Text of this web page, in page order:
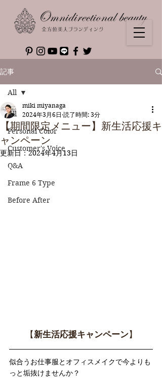
記事
All
Personal Color
Customer's Voice
Q&A
Frame 6 Type
Before After
All
【期間限定メニュー】新生活応援キ
ャンペーン
miki miyanaga
2024年3月6日 読了時間: 3分
更新日：2024年4月13日
【新生活応援キャンペーン】
似合うお仕事服とオフィスメイクで今よりも
っと垢抜けませんか？